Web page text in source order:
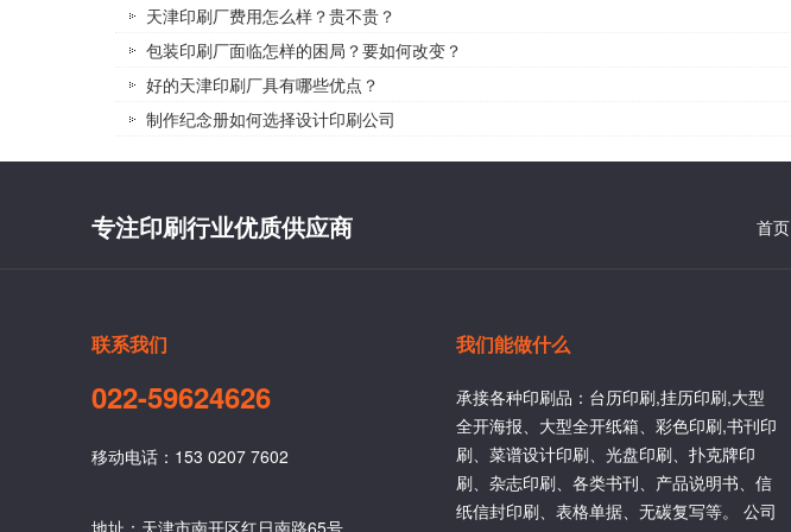
天津印刷厂费用怎么样？贵不贵？
包装印刷厂面临怎样的困局？要如何改变？
好的天津印刷厂具有哪些优点？
制作纪念册如何选择设计印刷公司
专注印刷行业优质供应商 首页
联系我们
022-59624626
移动电话：153 0207 7602
我们能做什么
承接各种印刷品：台历印刷,挂历印刷,大型
全开海报、大型全开纸箱、彩色印刷,书刊印
刷、菜谱设计印刷、光盘印刷、扑克牌印
刷、杂志印刷、各类书刊、产品说明书、信
纸信封印刷、表格单据、无碳复写等。 公司